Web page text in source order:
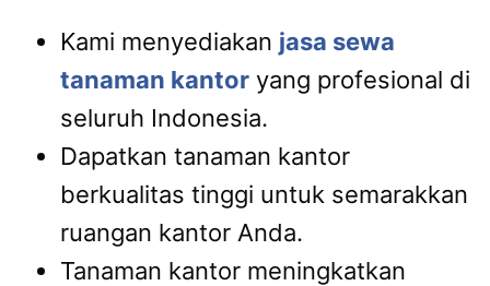
Kami menyediakan jasa sewa
tanaman kantor yang profesional di
seluruh Indonesia.
Dapatkan tanaman kantor
berkualitas tinggi untuk semarakkan
ruangan kantor Anda.
Tanaman kantor meningkatkan